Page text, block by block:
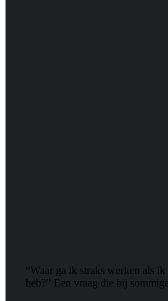
“Waar ga ik straks werken als
heb?” Een vraag die bij